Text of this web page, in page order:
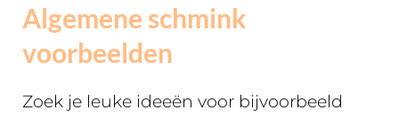
Algemene schmink
voorbeelden
Zoek je leuke ideeën voor bijvoorbeeld